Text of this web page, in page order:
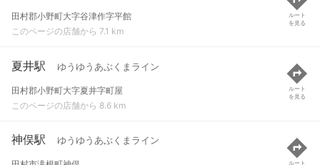
田村郡小野町大字谷津作字平館
このページの店舗から 7.1 km
ルート
を見る
夏井駅 ゆうゆうあぶくまライン
田村郡小野町大字夏井字町屋
このページの店舗から 8.6 km
ルート
を見る
神俣駅 ゆうゆうあぶくまライン
ルート